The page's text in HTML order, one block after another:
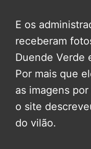
E os
receberam
Duende Verde
Por mais que
as imagens
o site
do vilão.